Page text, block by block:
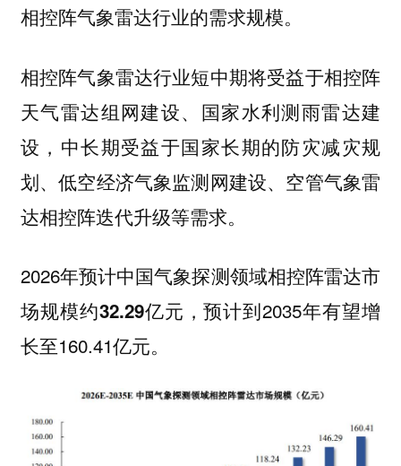
相控阵气象雷达行业的需求规模。
相控阵气象雷达行业短中期将受益于相控阵
天气雷达组网建设、国家水利测雨雷达建
设，中长期受益于国家长期的防灾减灾规
划、低空经济气象监测网建设、空管气象雷
达相控阵迭代升级等需求。
2026年预计中国气象探测领域相控阵雷达市
场规模约32.29亿元 ，预计到2035年有望增
长至160.41亿元。